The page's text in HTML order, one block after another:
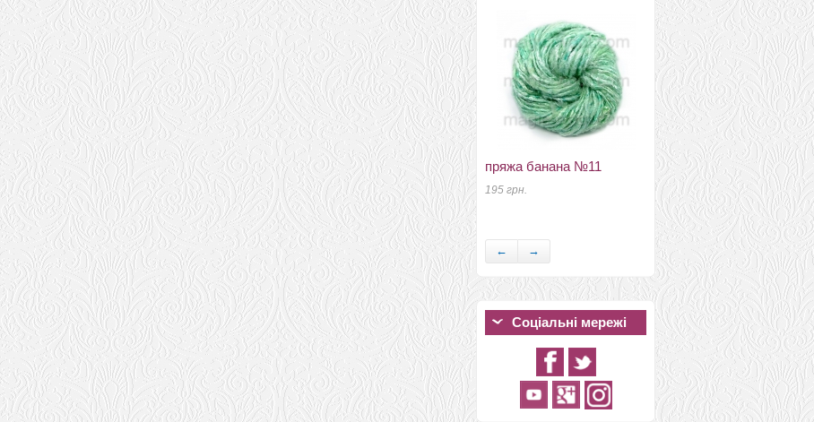
пряжа банана №11
195 грн.
кап мерино 19мкм
Германия золотисто
желтый
73 грн.
← →
Соціальні мережі